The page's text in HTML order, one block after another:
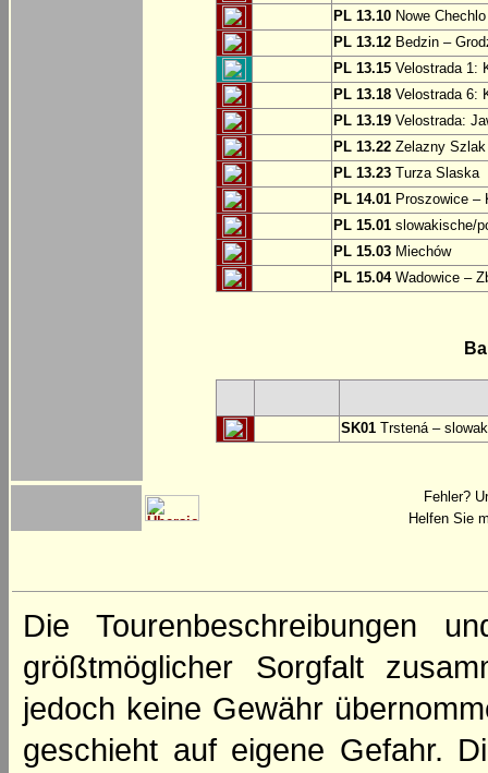
PL 13.10 Nowe
PL 13.12 Bedzin –
PL 13.15 Velostrada 1:
PL 13.18 Velostrada 6:
PL 13.19 Velostrada:
PL 13.22 Zelazny Szlak
PL 13.23 Turza Slaska
PL 14.01 Proszowice –
PL 15.01 slowakische/
PL 15.03 Miechów
PL 15.04Wadowice –
SK01 Trstená –
Fehler?
Helfen Sie
Die Tourenbeschreibungen
größtmöglicher Sorgfalt
jedoch keine Gewähr
geschieht auf eigene Gefahr.